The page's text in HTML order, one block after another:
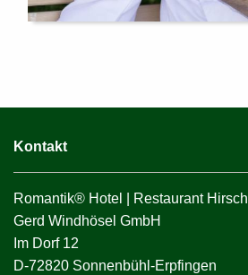
Kontakt
Romantik® Hotel | Restaurant Hirsch
Gerd Windhösel GmbH
Im Dorf 12
D-72820 Sonnenbühl-Erpfingen